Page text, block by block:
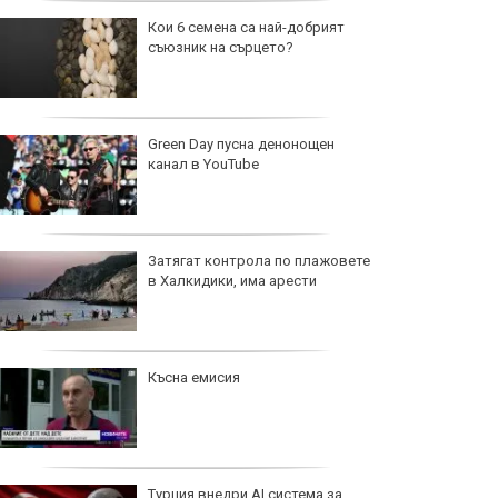
Кои 6 семена са най-добрият
съюзник на сърцето?
Green Day пусна денонощен
канал в YouTube
Затягат контрола по плажовете
в Халкидики, има арести
Късна емисия
Турция внедри AI система за